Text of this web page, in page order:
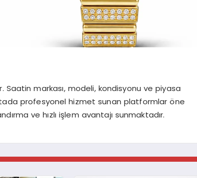
markası, modeli, kondisyonu ve piyasa
profesyonel hizmet sunan platformlar öne
ve hızlı işlem avantajı sunmaktadır.